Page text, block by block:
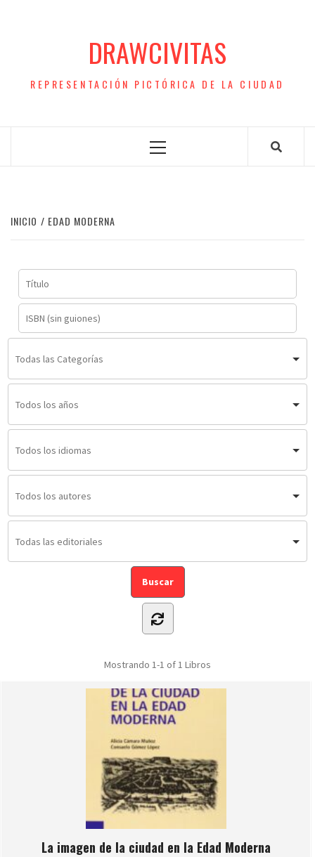
DRAWCIVITAS
REPRESENTACIÓN PICTÓRICA DE LA CIUDAD
Menú
INICIO EDAD MODERNA
Mostrando 1-1 of 1 Libros
La imagen de la ciudad en la Edad Moderna